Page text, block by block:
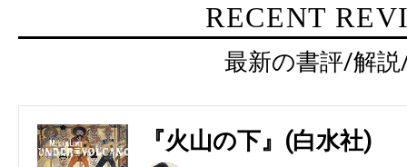
RECENT
最新の書評/解
『火山の下』(白水社)